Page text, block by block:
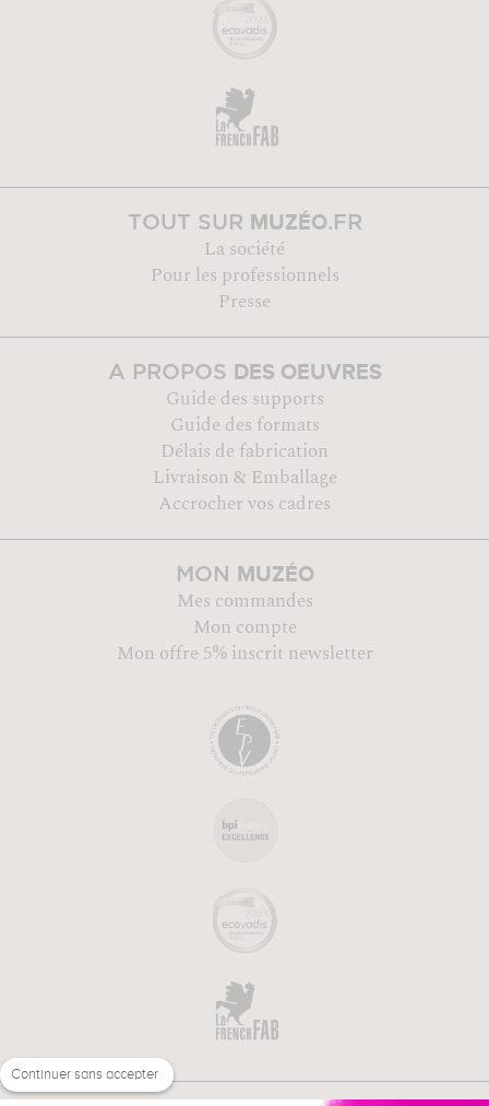
TOUT SUR MUZÉO.FR
La société
Pour les professionnels
Presse
A PROPOS DES OEUVRES
Guide des supports
Guide des formats
Délais de fabrication
Livraison & Emballage
Accrocher vos cadres
MON MUZÉO
Mes commandes
Mon compte
Mon offre 5% inscrit newsletter
Continuer sans accepter